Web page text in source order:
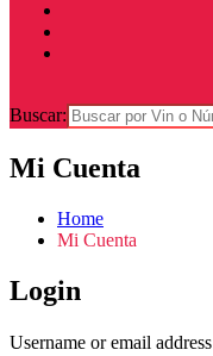
Buscar:
Mi Cuenta
Home
Mi Cuenta
Login
Username or email address